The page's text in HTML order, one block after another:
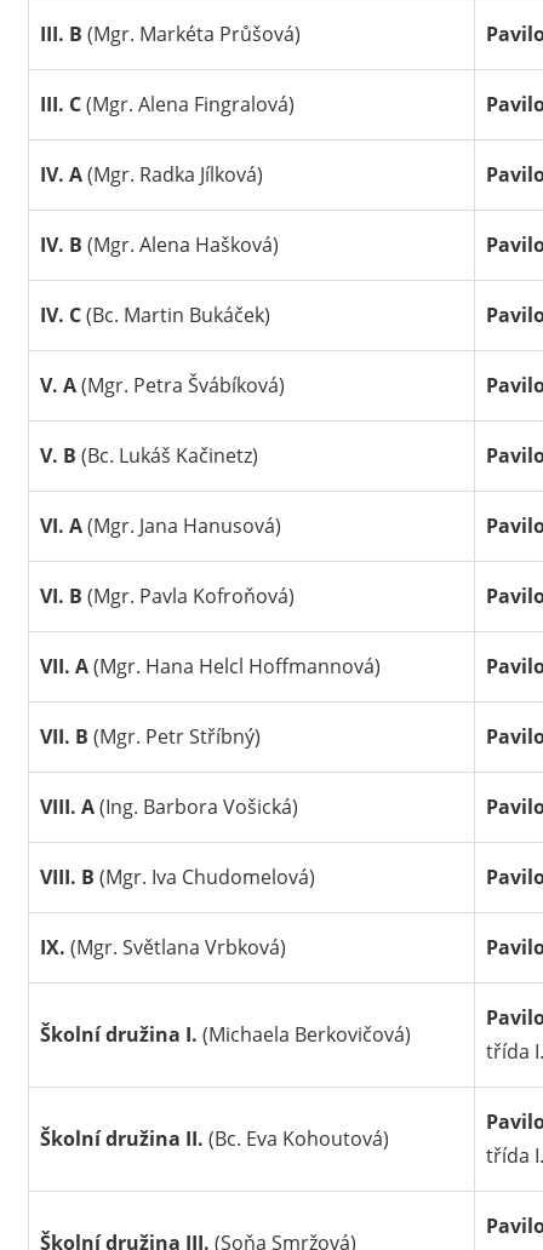
III. B (Mgr. Markéta Průšová)
III. C(Mgr. Alena Fingralová)
IV. A(Mgr. Radka Jílková)
IV. B (Mgr. Alena Hašková)
IV. C(Bc. Martin Bukáček)
V. A(Mgr. Petra Švábíková)
V. B (Bc. Lukáš Kačinetz)
VI. A(Mgr. Jana Hanusová)
VI. B (Mgr. Pavla Kofroňová)
VII. A(Mgr. Hana Helcl Hoffmannová)
VII. B (Mgr. Petr Stříbný)
VIII. A(Ing. Barbora Vošická)
VIII. B (Mgr. Iva Chudomelová)
IX. (Mgr. Světlana Vrbková)
Školní družina I. (Michaela Berkovičová)
třída
Školní družina II. (Bc. Eva Kohoutová)
třída
Školní družina III. (Soňa Smržová)